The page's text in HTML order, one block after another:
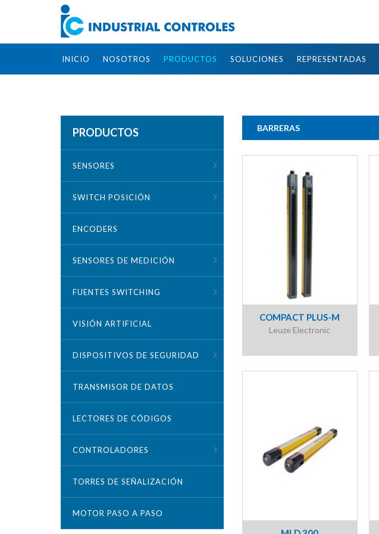
INICIO NOSOTROS PRODUCTOS SOLUCIONES REPRESENTADAS
PRODUCTOS
SENSORES
SWITCH POSICIÓN
ENCODERS
SENSORES DE MEDICIÓN
FUENTES SWITCHING
VISIÓN ARTIFICIAL
DISPOSITIVOS DE SEGURIDAD
TRANSMISOR DE DATOS
LECTORES DE CÓDIGOS
CONTROLADORES
TORRES DE SEÑALIZACIÓN
MOTOR PASO A PASO
BARRERAS
COMPACT PLUS-M
Leuze Electronic